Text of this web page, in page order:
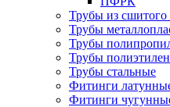
Трубы из
Трубы
Трубы
Трубы
Трубы стальные
Фитинги
Фитинги